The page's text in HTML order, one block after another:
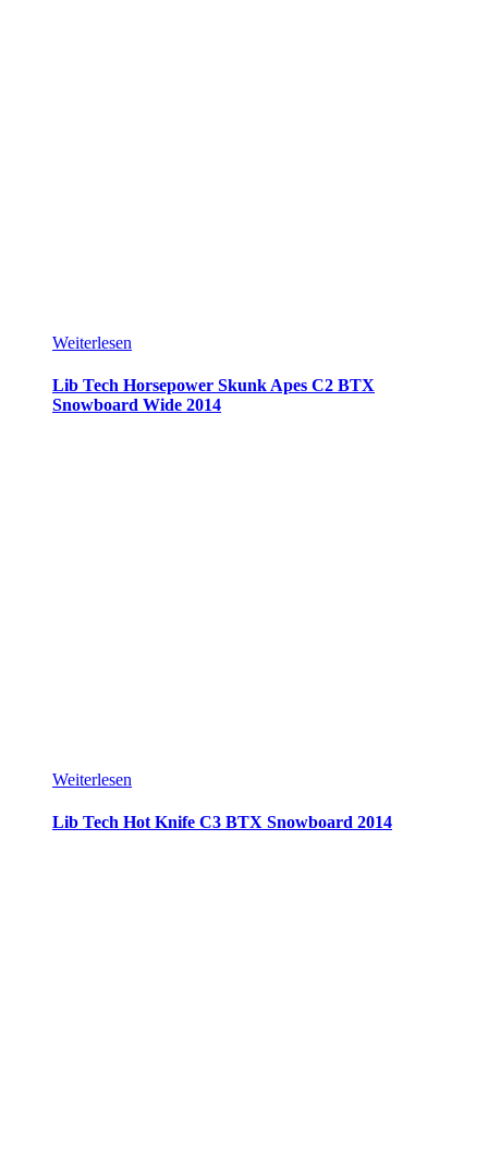
Weiterlesen
Lib Tech Horsepower Skunk Apes C2 BTX
Snowboard Wide 2014
Weiterlesen
Lib Tech Hot Knife C3 BTX Snowboard 2014